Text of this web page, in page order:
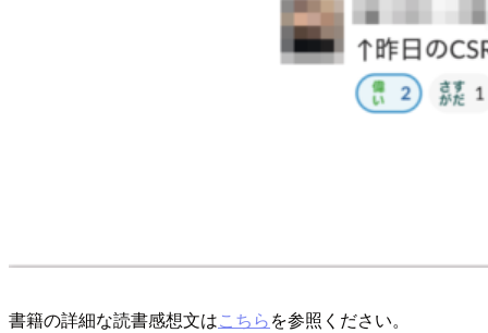
書籍の詳細な読書感想文はこちらを参照ください。